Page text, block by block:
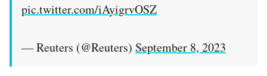
pic.twitter.com/iAyigrvOSZ
— Reuters (@Reuters) September 8, 2023